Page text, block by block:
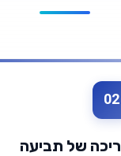
02
של תביעה